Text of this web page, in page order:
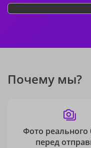
Почему мы?
Фото реального
перед